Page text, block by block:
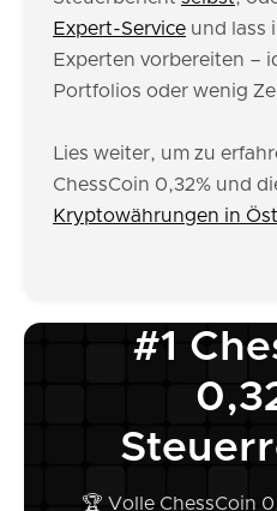
Expert-Service und lass
Experten vorbereiten –
Portfolios oder wenig
Lies weiter, um zu
ChessCoin 0,32% und
Kryptowährungen in
#1
🏆 Volle ChessCoin